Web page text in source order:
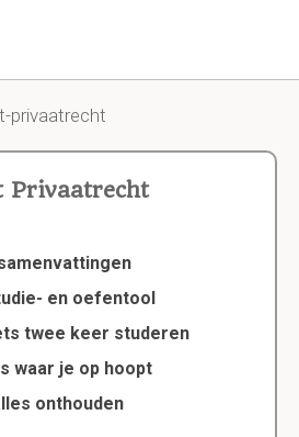
privaatrecht
Privaatrecht
en oefentool
twee keer studeren
waar je op hoopt
onthouden